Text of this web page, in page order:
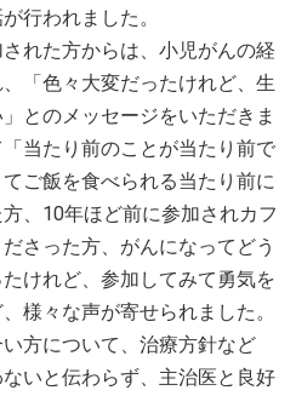
行われました。
れた方からは、小児がんの経
「色々大変だったけれど、生
とのメッセージをいただきま
当たり前のことが当たり前で
ご飯を食べられる当たり前に
、10年ほど前に参加されカフ
さった方、がんになってどう
けれど、参加してみて勇気を
様々な声が寄せられました。
方について、治療方針など
いと伝わらず、主治医と良好